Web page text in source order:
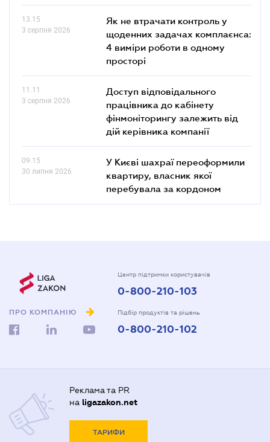
13.15
3 серпня 2026
Як не втрачати контроль у
щоденних задачах комплаєнса:
4 виміри роботи в одному
просторі
11.11
3 серпня 2026
Доступ відповідального
працівника до кабінету
фінмоніторингу залежить від
дій керівника компанії
09.15
30 липня 2026
У Києві шахраї переоформили
квартиру, власник якої
перебувала за кордоном
ПРО КОМПАНІЮ
Центр підтримки користувачів
0-800-210-103
Підбір продуктів та рішень
0-800-210-102
Реклама та PR
на ligazakon.net
ТАРИФИ